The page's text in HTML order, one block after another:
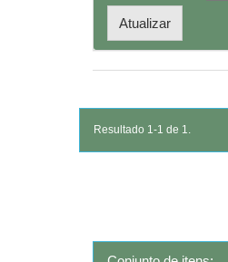
Resultado 1-1 de 1.